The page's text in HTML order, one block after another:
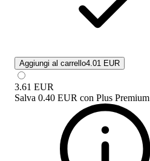
Aggiungi al carrello4.01 EUR
3.61 EUR
Salva 0.40 EUR con Plus Premium